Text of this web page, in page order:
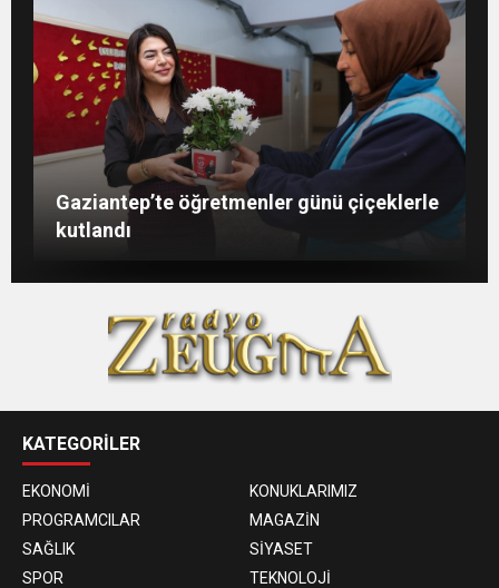
Konukoğlu: Türkiye ekonomisine 11 farklı
sektörde değer katıyoruz
Gaziantep’te öğretmenler günü çiçeklerle
kutlandı
GAÜN’de gri kod tatbikatı gerçeği
Şahin: “İstikbalimizi şekillendirecek olan
sizlersiniz”
KATEGORİLER
EKONOMİ
KONUKLARIMIZ
PROGRAMCILAR
MAGAZİN
SAĞLIK
SİYASET
SPOR
TEKNOLOJİ